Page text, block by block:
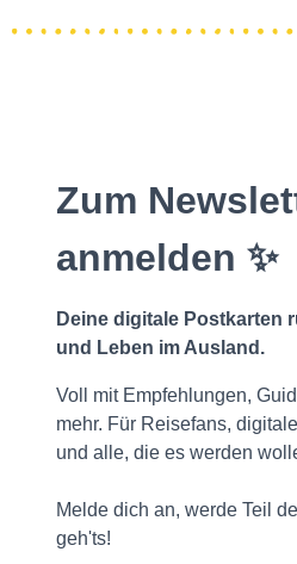
Zum
anmelden ✨
Deine digitale Postkarten
und Leben im Ausland.
Voll mit Empfehlungen,
mehr. Für Reisefans,
und alle, die es werden
Melde dich an, werde Teil
geh'ts!